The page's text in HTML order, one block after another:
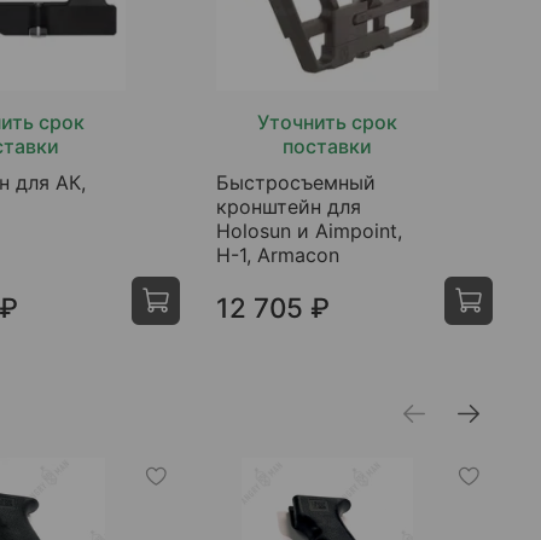
для АК,
срок
Быстросъемный
кронштейн для
Holosun и Aimpoint,
Н-1, Armacon
Уточнить срок
поставки
12 705 ₽